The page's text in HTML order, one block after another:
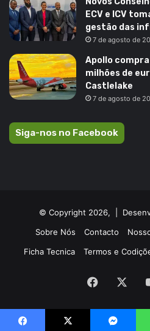
ECV e ICV
gestão das
7 de agosto de
Apollo
milhões de
Castlelake
7 de agosto de
Siga-nos no Facebook
© Copyright 2026, |
Sobre Nós
Contacto
Ficha Tecnica
Termos e
Facebook